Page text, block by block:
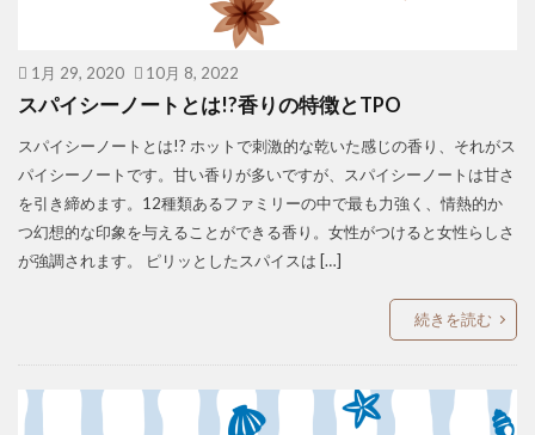
1月 29, 2020 10月 8, 2022
スパイシーノートとは!?香りの特徴とTPO
スパイシーノートとは!? ホットで刺激的な乾いた感じの香り、それがス
パイシーノートです。甘い香りが多いですが、スパイシーノートは甘さ
を引き締めます。12種類あるファミリーの中で最も力強く、情熱的か
つ幻想的な印象を与えることができる香り。女性がつけると女性らしさ
が強調されます。 ピリッとしたスパイスは […]
続きを読む